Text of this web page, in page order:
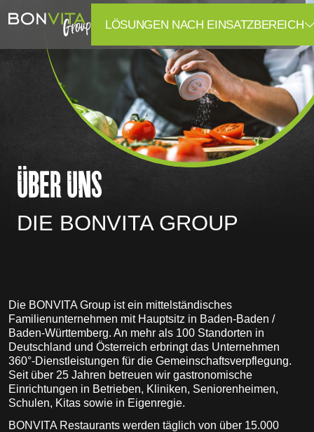
LÖSUNGEN NACH EINSATZBEREICH
ÜBER UNS
DIE BONVITA GROUP
Die BONVITA Group ist ein mittelständisches
Familienunternehmen mit Hauptsitz in Baden-Baden /
Baden-Württemberg. An mehr als 100 Standorten in
Deutschland und Österreich erbringt das Unternehmen
360°-Dienstleistungen für die Gemeinschaftsverpflegung.
Seit über 25 Jahren betreuen wir gastronomische
Einrichtungen in Betrieben, Kliniken, Seniorenheimen,
Schulen, Kitas sowie in Eigenregie.
BONVITA Restaurants werden täglich von über 15.000